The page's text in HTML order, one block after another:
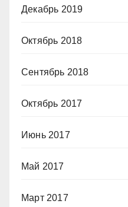
Декабрь 2019
Октябрь 2018
Сентябрь 2018
Октябрь 2017
Июнь 2017
Май 2017
Март 2017